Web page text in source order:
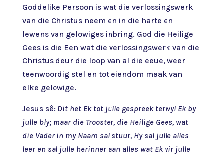
Goddelike Persoon is wat die verlossingswerk
van die Christus neem en in die harte en
lewens van gelowiges inbring. God die Heilige
Gees is die Een wat die verlossingswerk van die
Christus deur die loop van al die eeue, weer
teenwoordig stel en tot eiendom maak van
elke gelowige.
Jesus sê: Dit het Ek tot julle gespreek terwyl Ek by
julle bly; maar die Trooster, die Heilige Gees, wat
die Vader in my Naam sal stuur, Hy sal julle alles
leer en sal julle herinner aan alles wat Ek vir julle